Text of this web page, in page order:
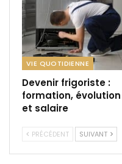
VIE QUOTIDIENNE
Devenir frigoriste :
formation, évolution
et salaire
PRÉCÉDENT SUIVANT